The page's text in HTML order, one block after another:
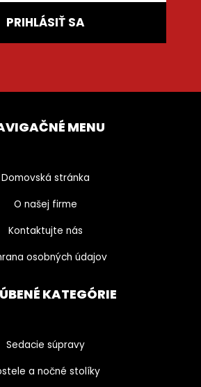
PRIHLÁSIŤ SA
MENU
Domovská stránka
O našej firme
Kontaktujte nás
osobných údajov
KATEGÓRIE
Sedacie súpravy
a nočné stolíky